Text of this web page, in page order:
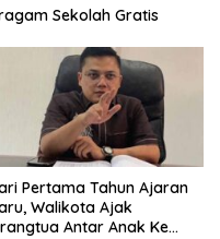
Sekolah Gratis
Pertama Tahun Ajaran
Walikota Ajak
Antar Anak Ke